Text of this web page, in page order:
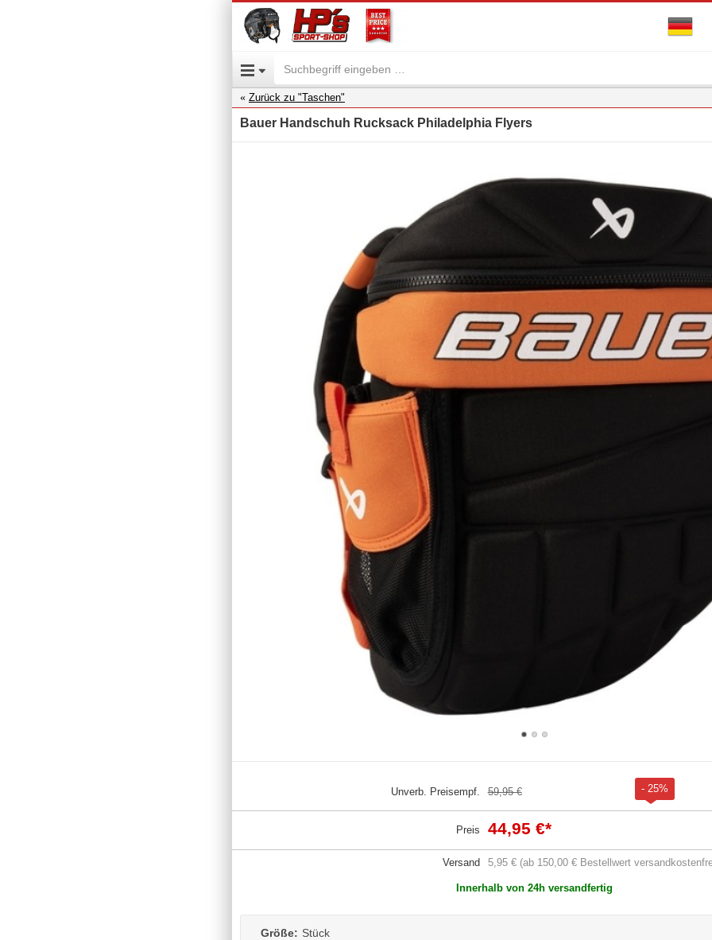
Zurück zu "Taschen"
Bauer Handschuh Rucksack Philadelphia Flyers
Unverb. Preisempf. 59,95 € - 25%
Preis 44,95 €*
Versand 5,95 € (ab 150,00 € Bestellwert
Innerhalb von 24h versandfertig
Größe: Stück